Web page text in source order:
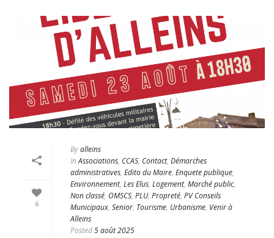
6
Byalleins
In Associations, CCAS, Contact, Démarches
administratives, Edito du Maire, Enquete publique,
Environnement, Les Elus, Logement, Marché public,
Non classé, OMSCS, PLU, Propreté, PV Conseils
Municipaux, Senior, Tourisme, Urbanisme, Venir à
Alleins
Posted5 août 2025